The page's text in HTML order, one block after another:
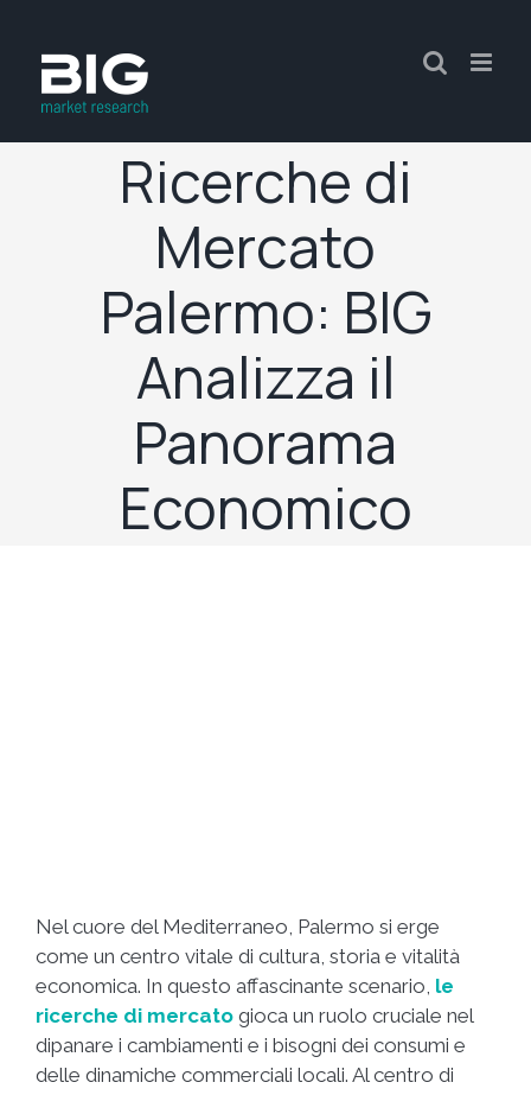
Ricerche di
Mercato
Palermo: BIG
Analizza il
Panorama
Economico
Nel cuore del Mediterraneo, Palermo si erge
come un centro vitale di cultura, storia e vitalità
economica. In questo affascinante scenario, le
ricerche di mercato gioca un ruolo cruciale nel
dipanare i cambiamenti e i bisogni dei consumi e
delle dinamiche commerciali locali. Al centro di